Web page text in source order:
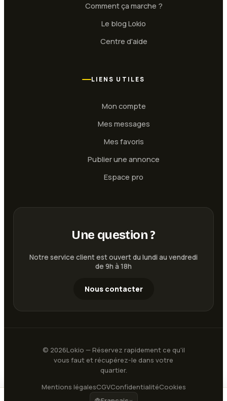
Comment ça marche ?
Le blog Lokio
Centre d'aide
LIENS UTILES
Mon compte
Mes messages
Mes favoris
Publier une annonce
Espace pro
Une question ?
Notre service client est ouvert du lundi au vendredi
de 9h à 18h
Nous contacter
© 2026Lokio — Réservez rapidement ce qu'il
vous faut et récupérez-le dans votre
quartier.
Mentions légalesCGVConfidentialitéCookies